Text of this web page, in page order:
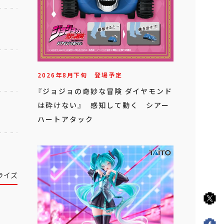
イズ
2026年8月下旬 登場予定
『ジョジョの奇妙な冒険 ダイヤモンド
は砕けない』 感知して動く シアー
ハートアタック